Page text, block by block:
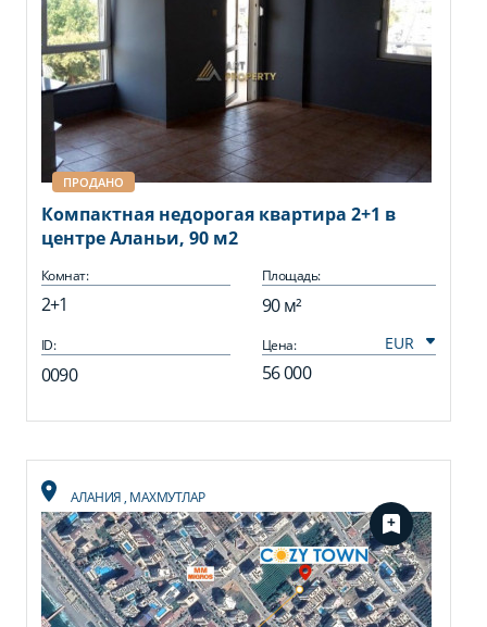
ПРОДАНО
Компактная недорогая квартира 2+1 в
центре Аланьи, 90 м2
Комнат:
2+1
Площадь:
90 м²
ID:
0090
Цена:
56 000
АЛАНИЯ, МАХМУТЛАР